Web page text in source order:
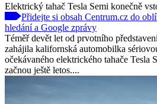
Elektrický tahač Tesla Semi konečně
Přidejte si obsah Centrum.cz do
hledání a Google zprávy
Téměř devět let od prvotního
zahájila kalifornská automobilka
očekávaného elektrického tahače Tesla
začnou ještě letos....